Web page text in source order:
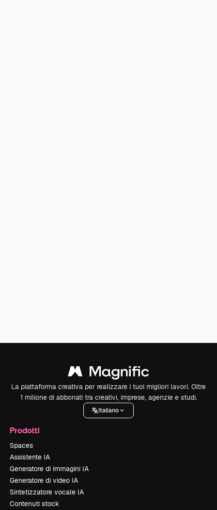
La piattaforma creativa per realizzare i tuoi migliori lavori. Oltre
1 milione di abbonati tra creativi, imprese, agenzie e studi.
Italiano
Prodotti
Spaces
Assistente IA
Generatore di immagini IA
Generatore di video IA
Sintetizzatore vocale IA
Contenuti stock